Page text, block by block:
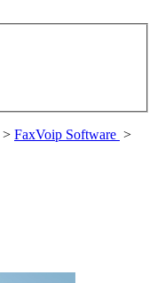
> FaxVoip Software >